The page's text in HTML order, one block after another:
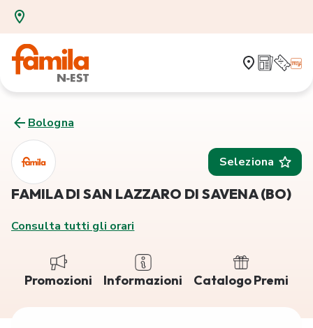
Bologna
Seleziona
FAMILA DI SAN LAZZARO DI SAVENA (BO)
Consulta tutti gli orari
Promozioni Informazioni Catalogo Premi